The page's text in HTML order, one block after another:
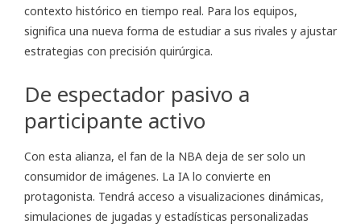
contexto histórico en tiempo real. Para los equipos,
significa una nueva forma de estudiar a sus rivales y ajustar
estrategias con precisión quirúrgica.
De espectador pasivo a
participante activo
Con esta alianza, el fan de la NBA deja de ser solo un
consumidor de imágenes. La IA lo convierte en
protagonista. Tendrá acceso a visualizaciones dinámicas,
simulaciones de jugadas y estadísticas personalizadas